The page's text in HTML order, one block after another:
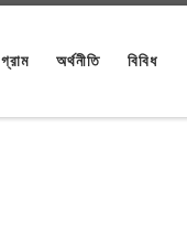
গ্রাম অর্থনীতি বিবিধ